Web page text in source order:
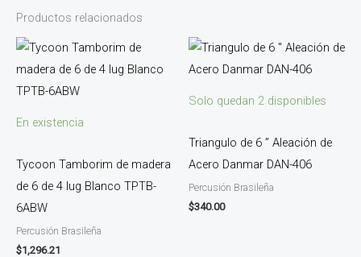
Productos relacionados
En existencia
Tycoon Tamborim de madera
de 6 de 4 lug Blanco TPTB-
6ABW
Percusión Brasileña
$1,296.21
Solo quedan 2 disponibles
Triangulo de 6 ” Aleación de
Acero Danmar DAN-406
Percusión Brasileña
$340.00